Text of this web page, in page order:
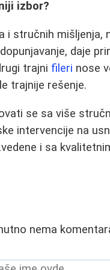
izbor?
i stručnih mišljenja,
daje
trajni fileri nose
trajnije rešenje.
se sa više
intervencije na
i sa
nema